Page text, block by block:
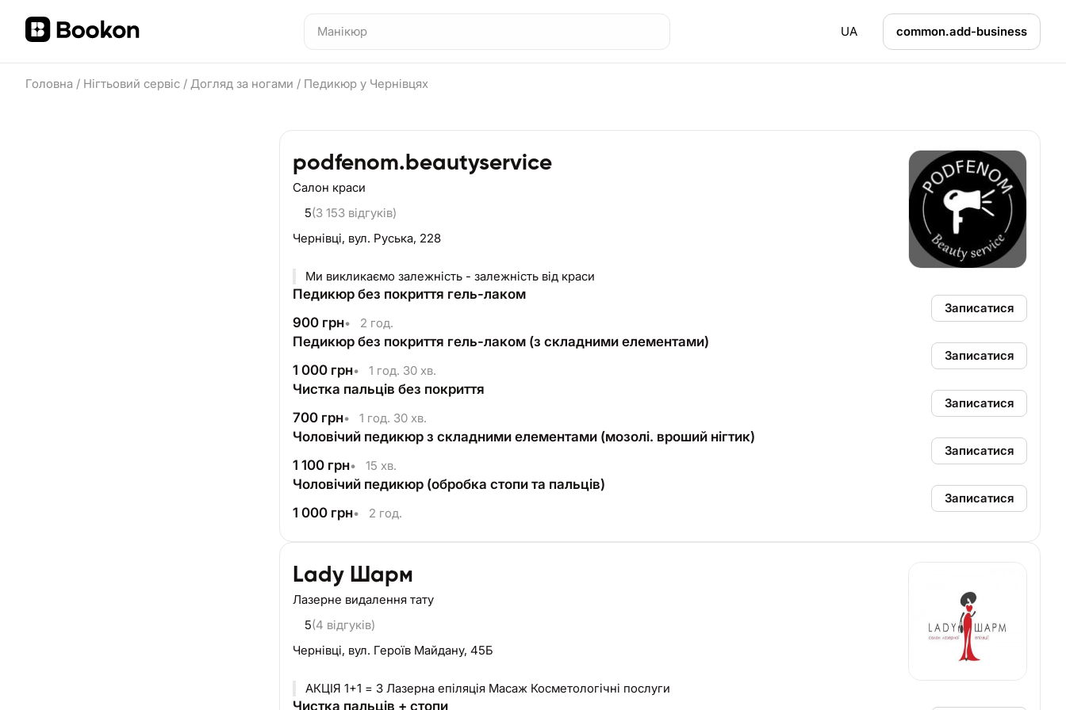
UA common.add-business
Головна / Нігтьовий сервіс / Догляд за ногами / Педикюр у Чернівцях
podfenom.beautyservice
Салон краси
5(3 153 відгуків)
Чернівці, вул. Руська, 228
Ми викликаємо залежність - залежність від краси
Педикюр без покриття гель-лаком
900 грн• 2 год.
Записатися
Педикюр без покриття гель-лаком (з складними елементами)
1 000 грн• 1 год. 30 хв.
Записатися
Чистка пальців без покриття
700 грн• 1 год. 30 хв.
Записатися
Чоловічий педикюр з складними елементами (мозолі. вроший нігтик)
1 100 грн• 15 хв.
Записатися
Чоловічий педикюр (обробка стопи та пальців)
1 000 грн• 2 год.
Записатися
Lady Шарм
Лазерне видалення тату
5(4 відгуків)
Чернівці, вул. Героїв Майдану, 45Б
АКЦІЯ 1+1 = 3 Лазерна епіляція Масаж Косметологічні послуги
Чистка пальців + стопи